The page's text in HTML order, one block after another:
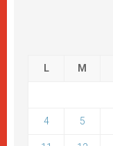
L M
4 5